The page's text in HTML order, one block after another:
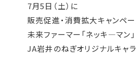
7月5日（土）に
販売促進・消費拡大キャンペー
未来ファーマー「ネッキ―マン
JA岩井のねぎオリジナルキャ